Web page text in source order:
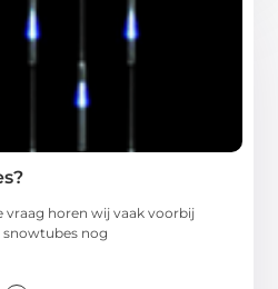
vraag horen wij vaak voorbij
nog